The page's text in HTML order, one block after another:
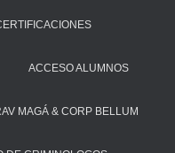
ACCESO ALUMNOS
MAGÁ & CORP BELLUM